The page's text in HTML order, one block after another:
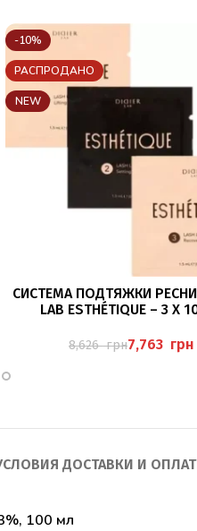
-10%
РАСПРОДАНО
NEW
ПОДРОБНЕЕ
СИСТЕМА ПОДТЯЖКИ
LAB ESTHÉTIQUE – 3 X
8,626грн7,763 грн
ДОСТАВКИ И
100 мл